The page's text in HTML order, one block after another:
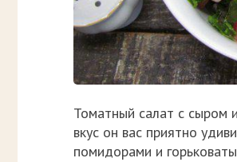
Томатный салат с сыром
вкус он вас приятно
помидорами и